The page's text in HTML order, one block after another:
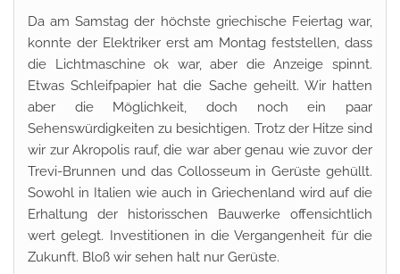
Da am Samstag der höchste griechische Feiertag war,
konnte der Elektriker erst am Montag feststellen, dass
die Lichtmaschine ok war, aber die Anzeige spinnt.
Etwas Schleifpapier hat die Sache geheilt. Wir hatten
aber die Möglichkeit, doch noch ein paar
Sehenswürdigkeiten zu besichtigen. Trotz der Hitze sind
wir zur Akropolis rauf, die war aber genau wie zuvor der
Trevi-Brunnen und das Collosseum in Gerüste gehüllt.
Sowohl in Italien wie auch in Griechenland wird auf die
Erhaltung der historisschen Bauwerke offensichtlich
wert gelegt. Investitionen in die Vergangenheit für die
Zukunft. Bloß wir sehen halt nur Gerüste.